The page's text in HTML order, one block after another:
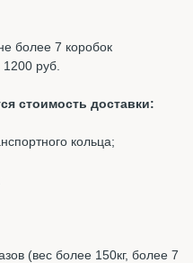
более 7 коробок
руб.
стоимость доставки:
кольца;
(вес более 150кг, более 7